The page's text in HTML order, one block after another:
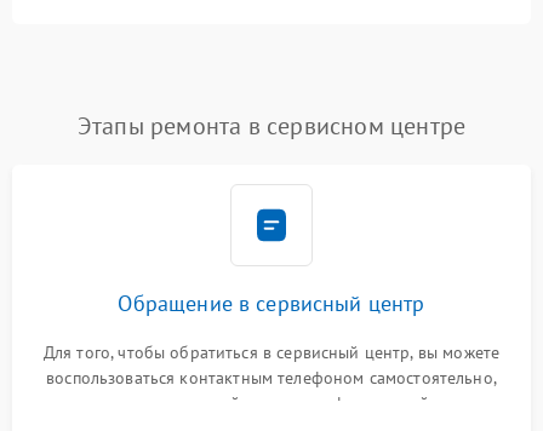
Этапы ремонта в сервисном центре
Обращение в сервисный центр
Для того, чтобы обратиться в сервисный центр, вы можете
воспользоваться контактным телефоном самостоятельно,
или оставить свой номер телефона на сайте